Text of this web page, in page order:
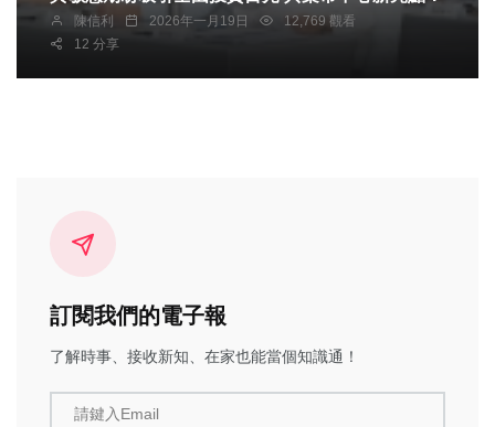
陳信利 2026年一月19日
12,769 觀看
12 分享
訂閱我們的電子報
了解時事、接收新知、在家也能當個知識通！
請鍵入Email